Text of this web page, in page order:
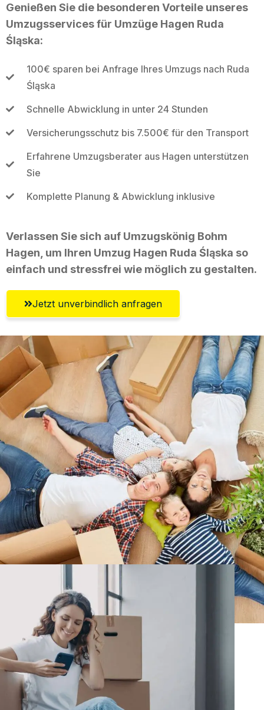
Genießen Sie die besonderen Vorteile unseres
Umzugsservices für Umzüge Hagen Ruda
Śląska:
100€ sparen bei Anfrage Ihres Umzugs nach Ruda
Śląska
Schnelle Abwicklung in unter 24 Stunden
Versicherungsschutz bis 7.500€ für den Transport
Erfahrene Umzugsberater aus Hagen unterstützen
Sie
Komplette Planung & Abwicklung inklusive
Verlassen Sie sich auf Umzugskönig Bohm
Hagen, um Ihren Umzug Hagen Ruda Śląska so
einfach und stressfrei wie möglich zu gestalten.
Jetzt unverbindlich anfragen